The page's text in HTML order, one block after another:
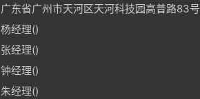
广东省广州市天河区天河科技园高普路83号
杨经理()
张经理()
钟经理()
朱经理()